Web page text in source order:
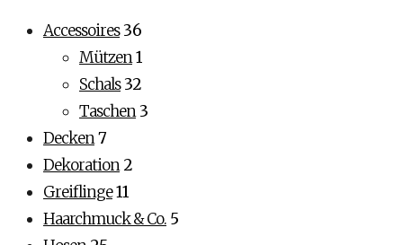
Accessoires36
Mützen1
Schals32
Taschen3
Decken7
Dekoration 2
Greiflinge11
Haarchmuck & Co. 5